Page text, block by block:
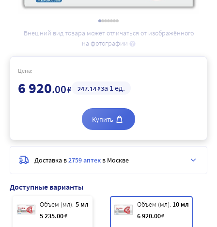
Внешний вид товара может отличаться от изображённого
на фотографии
Доступные варианты
Объем (мл): 5 мл
5 235.00₽
Объем (мл): 10 мл
6 920.00₽
Цена:
6 920.00₽ 247.14₽за 1 ед.
Купить
Доставка в2759 аптек в Москве